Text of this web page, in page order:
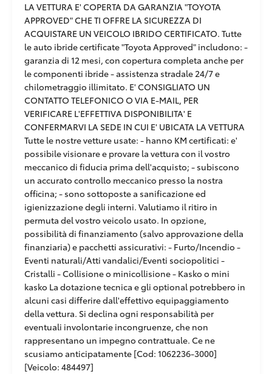
LA VETTURA E' COPERTA DA GARANZIA "TOYOTA
APPROVED" CHE TI OFFRE LA SICUREZZA DI
ACQUISTARE UN VEICOLO IBRIDO CERTIFICATO. Tutte
le auto ibride certificate "Toyota Approved" includono: -
garanzia di 12 mesi, con copertura completa anche per
le componenti ibride - assistenza stradale 24/7 e
chilometraggio illimitato. E' CONSIGLIATO UN
CONTATTO TELEFONICO O VIA E-MAIL, PER
VERIFICARE L'EFFETTIVA DISPONIBILITA' E
CONFERMARVI LA SEDE IN CUI E' UBICATA LA VETTURA
Tutte le nostre vetture usate: - hanno KM certificati: e'
possibile visionare e provare la vettura con il vostro
meccanico di fiducia prima dell'acquisto; - subiscono
un accurato controllo meccanico presso la nostra
officina; - sono sottoposte a sanificazione ed
igienizzazione degli interni. Valutiamo il ritiro in
permuta del vostro veicolo usato. In opzione,
possibilità di finanziamento (salvo approvazione della
finanziaria) e pacchetti assicurativi: - Furto/Incendio -
Eventi naturali/Atti vandalici/Eventi sociopolitici -
Cristalli - Collisione o minicollisione - Kasko o mini
kasko La dotazione tecnica e gli optional potrebbero in
alcuni casi differire dall'effettivo equipaggiamento
della vettura. Si declina ogni responsabilità per
eventuali involontarie incongruenze, che non
rappresentano un impegno contrattuale. Ce ne
scusiamo anticipatamente [Cod: 1062236-3000]
[Veicolo: 484497]